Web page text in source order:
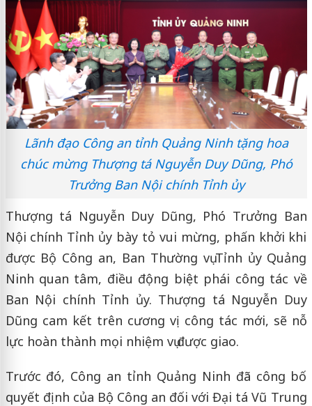
Lãnh đạo Công an tỉnh Quảng Ninh tặng hoa
chúc mừng Thượng tá Nguyễn Duy Dũng, Phó
Trưởng Ban Nội chính Tỉnh ủy
Thượng tá Nguyễn Duy Dũng, Phó Trưởng Ban
Nội chính Tỉnh ủy bày tỏ vui mừng, phấn khởi khi
được Bộ Công an, Ban Thường vụ Tỉnh ủy Quảng
Ninh quan tâm, điều động biệt phái công tác về
Ban Nội chính Tỉnh ủy. Thượng tá Nguyễn Duy
Dũng cam kết trên cương vị công tác mới, sẽ nỗ
lực hoàn thành mọi nhiệm vụ được giao.
Trước đó, Công an tỉnh Quảng Ninh đã công bố
quyết định của Bộ Công an đối với Đại tá Vũ Trung